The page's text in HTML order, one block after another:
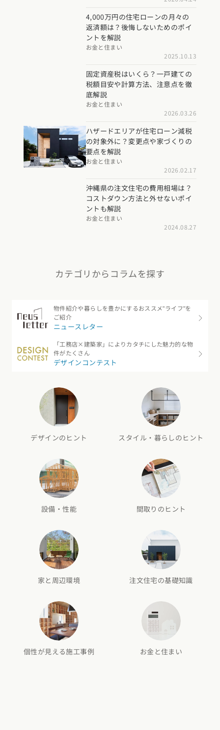
4,000万円の住宅ローンの月々の
返済額は？後悔しないためのポイ
ントを解説
お金と住まい
2025.10.13
固定資産税はいくら？一戸建ての
税額目安や計算方法、注意点を徹
底解説
お金と住まい
2026.03.26
ハザードエリアが住宅ローン減税
の対象外に？変更点や家づくりの
要点を解説
お金と住まい
2026.02.17
沖縄県の注文住宅の費用相場は？
コストダウン方法と外せないポイ
ントも解説
お金と住まい
2024.08.27
カテゴリからコラムを探す
物件紹介や暮らしを豊かにするおススメ"ライフ"を
ご紹介
ニュースレター
「工務店×建築家」によりカタチにした魅力的な物
件がたくさん
デザインコンテスト
デザインのヒント スタイル・暮らしのヒント
設備・性能 間取りのヒント
家と周辺環境 注文住宅の基礎知識
個性が見える施工事例 お金と住まい